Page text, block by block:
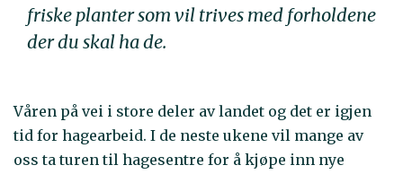
friske planter som vil trives med forholdene
der du skal ha de.
Våren på vei i store deler av landet og det er igjen
tid for hagearbeid. I de neste ukene vil mange av
oss ta turen til hagesentre for å kjøpe inn nye